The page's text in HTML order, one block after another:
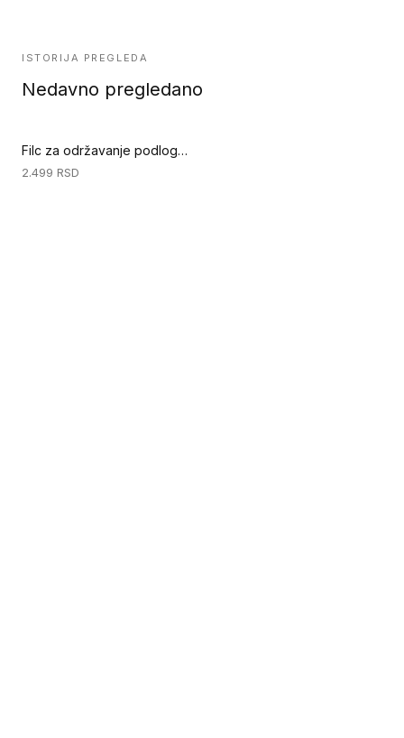
ISTORIJA PREGLEDA
Nedavno pregledano
Filc za održavanje podloge - CRNI filc 406mm (Priprema podloge)
2.499 RSD